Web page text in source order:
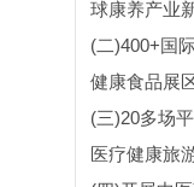
球康养产业
(二)400+国
健康食品展
(三)20多场
医疗健康旅